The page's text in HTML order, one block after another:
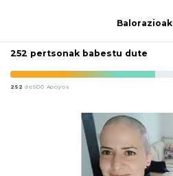
Balorazioak
252 pertsonak babestu dute
252 de500 Apoyos